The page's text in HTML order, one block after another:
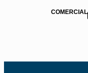
COMERCIAL